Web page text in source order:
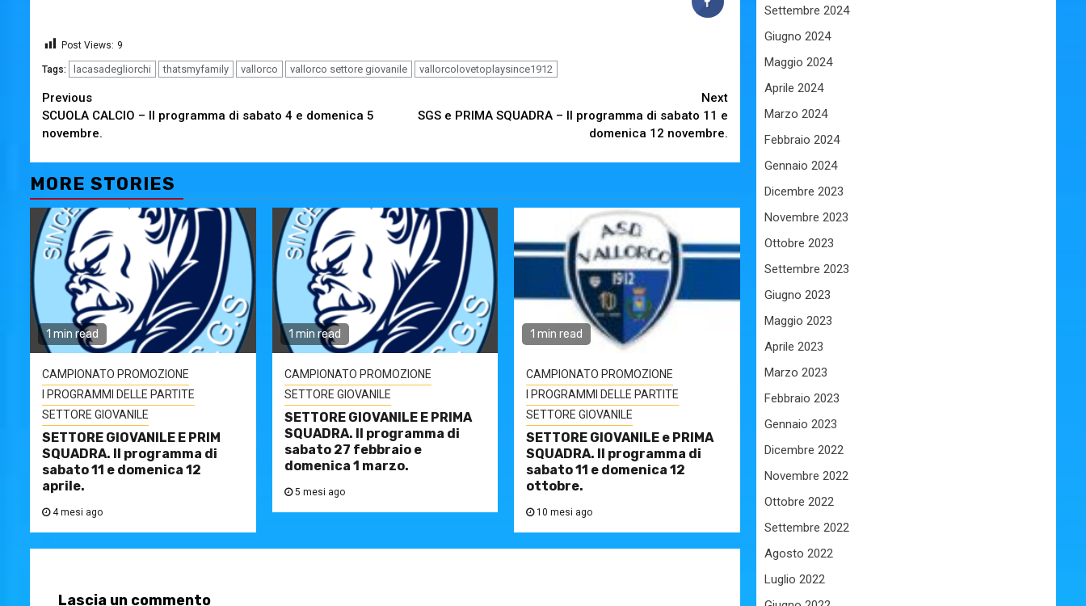
Post Views: 9
Tags: lacasadegliorchi thatsmyfamily vallorco vallorco settore giovanile vallorcolovetoplaysince1912
Continue
Reading
Previous
SCUOLA CALCIO – Il programma di sabato 4 e domenica 5
novembre.
Next
SGS e PRIMA SQUADRA – Il programma di sabato 11 e
domenica 12 novembre.
MORE STORIES
1 min read
CAMPIONATO PROMOZIONE
I PROGRAMMI DELLE PARTITE
SETTORE GIOVANILE
SETTORE GIOVANILE E PRIM
SQUADRA. Il programma di
sabato 11 e domenica 12
aprile.
4 mesi ago
1 min read
CAMPIONATO PROMOZIONE
SETTORE GIOVANILE
SETTORE GIOVANILE E PRIMA
SQUADRA. Il programma di
sabato 27 febbraio e
domenica 1 marzo.
5 mesi ago
1 min read
CAMPIONATO PROMOZIONE
I PROGRAMMI DELLE PARTITE
SETTORE GIOVANILE
SETTORE GIOVANILE e PRIMA
SQUADRA. Il programma di
sabato 11 e domenica 12
ottobre.
10 mesi ago
Lascia un commento
Settembre 2024
Giugno 2024
Maggio 2024
Aprile 2024
Marzo 2024
Febbraio 2024
Gennaio 2024
Dicembre 2023
Novembre 2023
Ottobre 2023
Settembre 2023
Giugno 2023
Maggio 2023
Aprile 2023
Marzo 2023
Febbraio 2023
Gennaio 2023
Dicembre 2022
Novembre 2022
Ottobre 2022
Settembre 2022
Agosto 2022
Luglio 2022